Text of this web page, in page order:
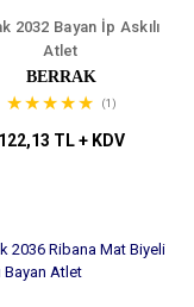
2032 Bayan İp Askılı
Atlet
BERRAK
(1)
122,13 TL + KDV